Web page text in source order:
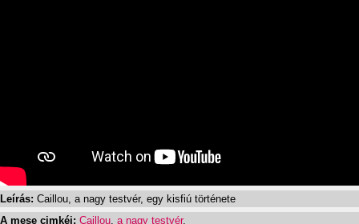
Leírás: Caillou, a nagy testvér, egy kisfiú története
A mese cimkéi: Caillou a nagy testvér,